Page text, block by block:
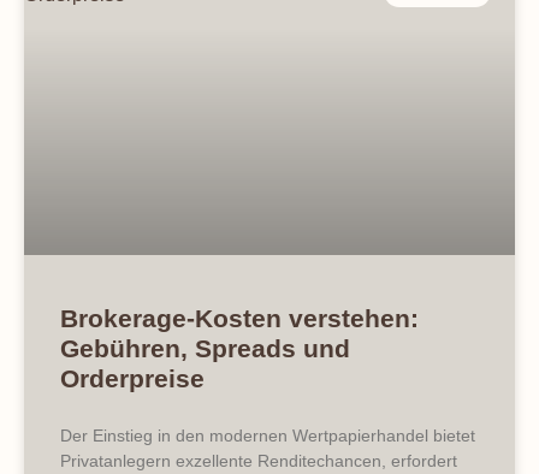
Brokerage-Kosten verstehen:
Gebühren, Spreads und
Orderpreise
Der Einstieg in den modernen Wertpapierhandel bietet
Privatanlegern exzellente Renditechancen, erfordert